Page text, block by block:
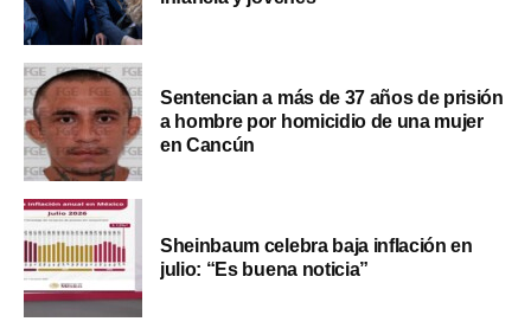
Sentencian a más de 37 años de prisión
a hombre por homicidio de una mujer
en Cancún
Sheinbaum celebra baja inflación en
julio: “Es buena noticia”